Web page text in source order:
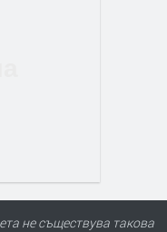
не съществува такова